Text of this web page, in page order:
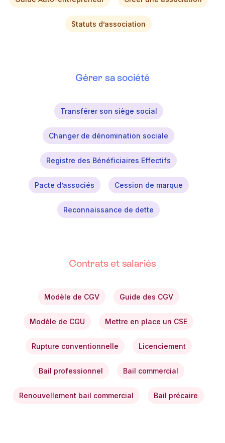
Statuts d’association
Gérer sa société
Transférer son siège social
Changer de dénomination sociale
Registre des Bénéficiaires Effectifs
Pacte d’associés Cession de marque
Reconnaissance de dette
Contrats et salariés
Modèle de CGV Guide des CGV
Modèle de CGU Mettre en place un CSE
Rupture conventionnelle Licenciement
Bail professionnel Bail commercial
Renouvellement bail commercial Bail précaire